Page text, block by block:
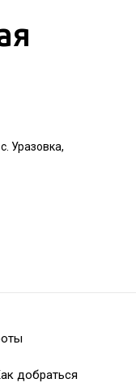
Уразовка,
добраться